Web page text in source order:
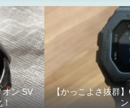
ン SV
！
【かっこよさ抜群